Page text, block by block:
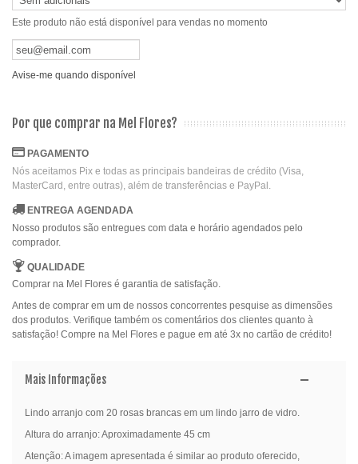
Este produto não está disponível para vendas no momento
Avise-me quando disponível
Por que comprar na Mel Flores?
PAGAMENTO
Nós aceitamos Pix e todas as principais bandeiras de crédito (Visa,
MasterCard, entre outras), além de transferências e PayPal.
ENTREGA AGENDADA
Nosso produtos são entregues com data e horário agendados pelo
comprador.
QUALIDADE
Comprar na Mel Flores é garantia de satisfação.
Antes de comprar em um de nossos concorrentes pesquise as dimensões
dos produtos. Verifique também os comentários dos clientes quanto à
satisfação! Compre na Mel Flores e pague em até 3x no cartão de crédito!
Mais Informações
Lindo arranjo com 20 rosas brancas em um lindo jarro de vidro.
Altura do arranjo: Aproximadamente 45 cm
Atenção: A imagem apresentada é similar ao produto oferecido,